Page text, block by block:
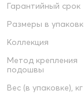
Гарантийный срок
Размеры в
Коллекция
Метод крепления
подошвы
Вес (в упаковке), кг